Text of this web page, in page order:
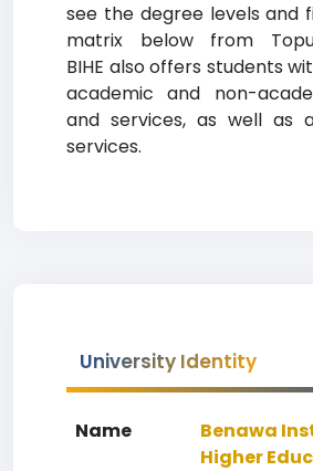
see the degree levels and
matrix below from
BIHE also offers students
academic and non-
and services, as well as
services.
University Identity
Name
Benawa
Higher